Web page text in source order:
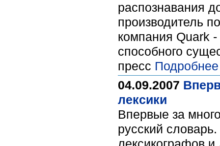
распознавания
производитель
компания Quark
способного
пресс
04.09.2007
лексики
Впервые за
русский